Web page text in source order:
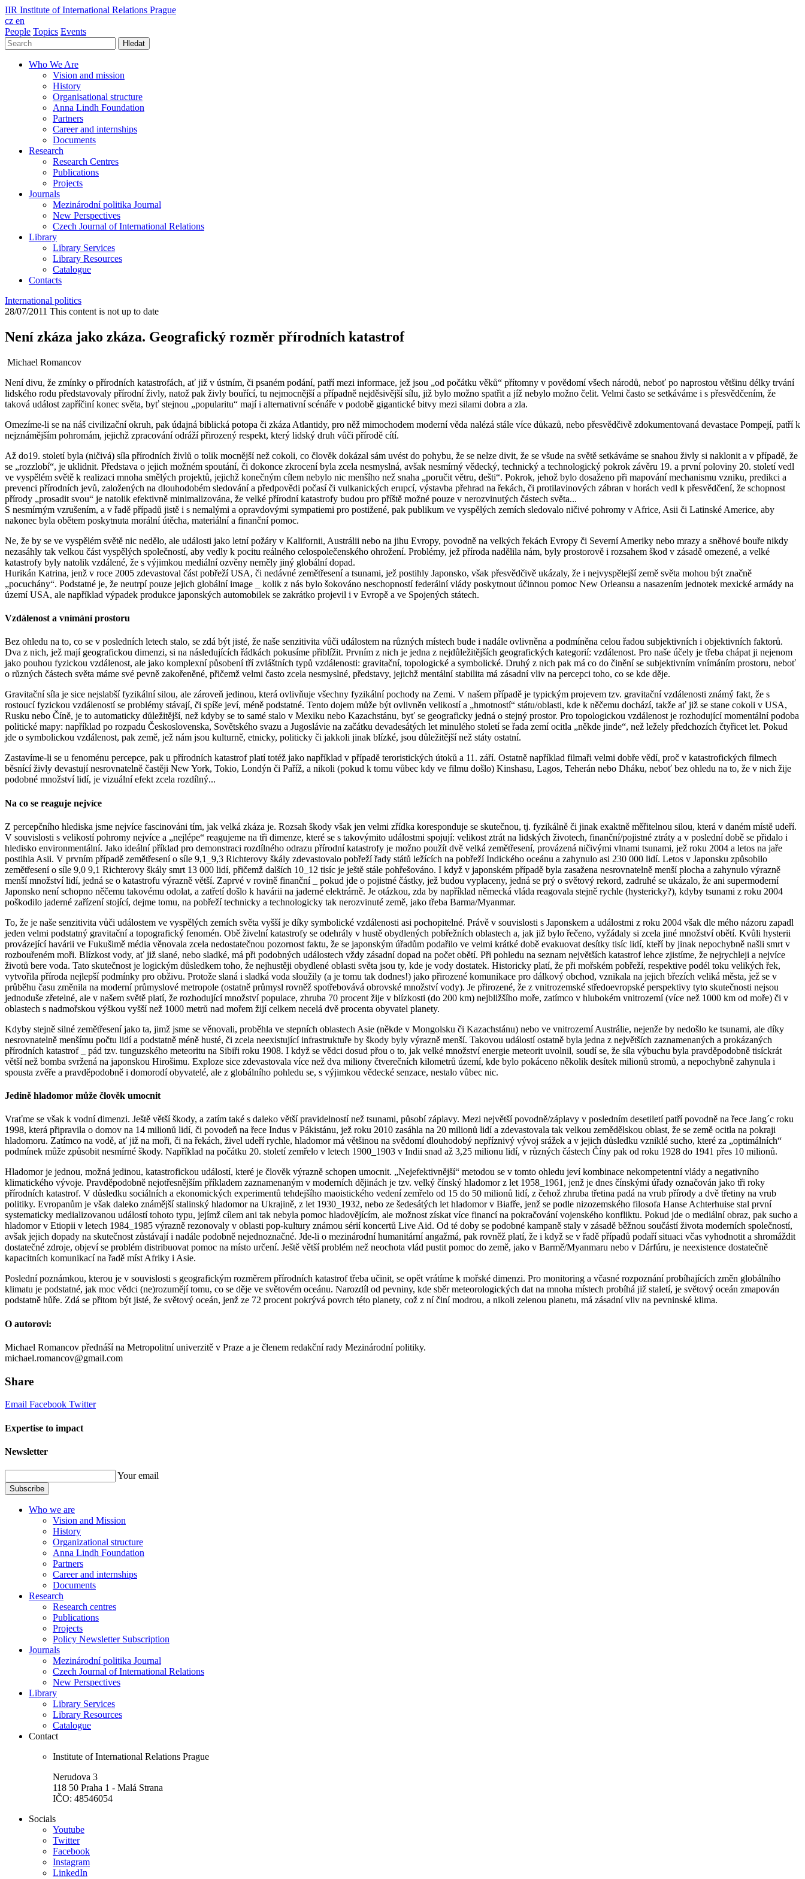
IIR Institute of International Relations Prague
cz en
People Topics Events
Hledat
Who We Are
Vision and mission
History
Organisational structure
Anna Lindh Foundation
Partners
Career and internships
Documents
Research
Research Centres
Publications
Projects
Journals
Mezinárodní politika Journal
New Perspectives
Czech Journal of International Relations
Library
Library Services
Library Resources
Catalogue
Contacts
International politics
28/07/2011 This content is not up to date
Není zkáza jako zkáza. Geografický rozměr přírodních katastrof
Michael Romancov
Není divu, že zmínky o přírodních katastrofách, ať již v ústním, či psaném podání, patří mezi informace, jež jsou „od počátku věků“ přítomny v povědomí všech národů, neboť po naprostou většinu délky trvání
lidského rodu představovaly přírodní živly, natož pak živly bouřící, tu nejmocnější a případně nejděsivější sílu, již bylo možno spatřit a jíž nebylo možno čelit. Velmi často se setkáváme i s přesvědčením, že
taková událost zapříčiní konec světa, byť stejnou „popularitu“ mají i alternativní scénáře v podobě gigantické bitvy mezi silami dobra a zla.
Omezíme-li se na náš civilizační okruh, pak údajná biblická potopa či zkáza Atlantidy, pro něž mimochodem moderní věda nalézá stále více důkazů, nebo přesvědčivě zdokumentovaná devastace Pompejí, patří k
nejznámějším pohromám, jejichž zpracování odráží přirozený respekt, který lidský druh vůči přírodě cítí.
Až do19. století byla (ničivá) síla přírodních živlů o tolik mocnější než cokoli, co člověk dokázal sám uvést do pohybu, že se nelze divit, že se všude na světě setkáváme se snahou živly si naklonit a v případě, že
se „rozzlobí“, je uklidnit. Představa o jejich možném spoutání, či dokonce zkrocení byla zcela nesmyslná, avšak nesmírný vědecký, technický a technologický pokrok závěru 19. a první poloviny 20. století vedl
ve vyspělém světě k realizaci mnoha smělých projektů, jejichž konečným cílem nebylo nic menšího než snaha „poručit větru, dešti“. Pokrok, jehož bylo dosaženo při mapování mechanismu vzniku, predikci a
prevenci přírodních jevů, založených na dlouhodobém sledování a předpovědi počasí či vulkanických erupcí, výstavba přehrad na řekách, či protilavinových zábran v horách vedl k přesvědčení, že schopnost
přírody „prosadit svou“ je natolik efektivně minimalizována, že velké přírodní katastrofy budou pro příště možné pouze v nerozvinutých částech světa...
S nesmírným vzrušením, a v řadě případů jistě i s nemalými a opravdovými sympatiemi pro postižené, pak publikum ve vyspělých zemích sledovalo ničivé pohromy v Africe, Asii či Latinské Americe, aby
nakonec byla obětem poskytnuta morální útěcha, materiální a finanční pomoc.
Ne, že by se ve vyspělém světě nic nedělo, ale události jako letní požáry v Kalifornii, Austrálii nebo na jihu Evropy, povodně na velkých řekách Evropy či Severní Ameriky nebo mrazy a sněhové bouře nikdy
nezasáhly tak velkou část vyspělých společností, aby vedly k pocitu reálného celospolečenského ohrožení. Problémy, jež příroda nadělila nám, byly prostorově i rozsahem škod v zásadě omezené, a velké
katastrofy byly natolik vzdálené, že s výjimkou mediální ozvěny neměly jiný globální dopad.
Hurikán Katrina, jenž v roce 2005 zdevastoval část pobřeží USA, či nedávné zemětřesení a tsunami, jež postihly Japonsko, však přesvědčivě ukázaly, že i nejvyspělejší země světa mohou být značně
„pocuchány“. Podstatné je, že neutrpí pouze jejich globální image _ kolik z nás bylo šokováno neschopností federální vlády poskytnout účinnou pomoc New Orleansu a nasazením jednotek mexické armády na
území USA, ale například výpadek produkce japonských automobilek se zakrátko projevil i v Evropě a ve Spojených státech.
Vzdálenost a vnímání prostoru
Bez ohledu na to, co se v posledních letech stalo, se zdá být jisté, že naše senzitivita vůči událostem na různých místech bude i nadále ovlivněna a podmíněna celou řadou subjektivních i objektivních faktorů.
Dva z nich, jež mají geografickou dimenzi, si na následujících řádkách pokusíme přiblížit. Prvním z nich je jedna z nejdůležitějších geografických kategorií: vzdálenost. Pro naše účely je třeba chápat ji nejenom
jako pouhou fyzickou vzdálenost, ale jako komplexní působení tří zvláštních typů vzdálenosti: gravitační, topologické a symbolické. Druhý z nich pak má co do činění se subjektivním vnímáním prostoru, neboť
o různých částech světa máme své pevně zakořeněné, přičemž velmi často zcela nesmyslné, představy, jejichž mentální stabilita má zásadní vliv na percepci toho, co se kde děje.
Gravitační síla je sice nejslabší fyzikální silou, ale zároveň jedinou, která ovlivňuje všechny fyzikální pochody na Zemi. V našem případě je typickým projevem tzv. gravitační vzdálenosti známý fakt, že s
rostoucí fyzickou vzdáleností se problémy stávají, či spíše jeví, méně podstatné. Tento dojem může být ovlivněn velikostí a „hmotností“ státu/oblasti, kde k něčemu dochází, takže ať již se stane cokoli v USA,
Rusku nebo Číně, je to automaticky důležitější, než kdyby se to samé stalo v Mexiku nebo Kazachstánu, byť se geograficky jedná o stejný prostor. Pro topologickou vzdálenost je rozhodující momentální podoba
politické mapy: například po rozpadu Československa, Sovětského svazu a Jugoslávie na začátku devadesátých let minulého století se řada zemí ocitla „někde jinde“, než ležely předchozích čtyřicet let. Pokud
jde o symbolickou vzdálenost, pak země, jež nám jsou kulturně, etnicky, politicky či jakkoli jinak blízké, jsou důležitější než státy ostatní.
Zastavíme-li se u fenoménu percepce, pak u přírodních katastrof platí totéž jako například v případě teroristických útoků a 11. září. Ostatně například filmaři velmi dobře vědí, proč v katastrofických filmech
běsnící živly devastují nesrovnatelně častěji New York, Tokio, Londýn či Paříž, a nikoli (pokud k tomu vůbec kdy ve filmu došlo) Kinshasu, Lagos, Teherán nebo Dháku, neboť bez ohledu na to, že v nich žije
podobné množství lidí, je vizuální efekt zcela rozdílný...
Na co se reaguje nejvíce
Z percepčního hlediska jsme nejvíce fascinováni tím, jak velká zkáza je. Rozsah škody však jen velmi zřídka koresponduje se skutečnou, tj. fyzikálně či jinak exaktně měřitelnou silou, která v daném místě udeří.
V souvislosti s velikostí pohromy nejvíce a „nejlépe“ reagujeme na tři dimenze, které se s takovýmito událostmi spojují: velikost ztrát na lidských životech, finanční/pojistné ztráty a v poslední době se přidalo i
hledisko environmentální. Jako ideální příklad pro demonstraci rozdílného odrazu přírodní katastrofy je možno použít dvě velká zemětřesení, provázená ničivými vlnami tsunami, jež roku 2004 a letos na jaře
postihla Asii. V prvním případě zemětřesení o síle 9,1_9,3 Richterovy škály zdevastovalo pobřeží řady států ležících na pobřeží Indického oceánu a zahynulo asi 230 000 lidí. Letos v Japonsku způsobilo
zemětřesení o síle 9,0 9,1 Richterovy škály smrt 13 000 lidí, přičemž dalších 10_12 tisíc je ještě stále pohřešováno. I když v japonském případě byla zasažena nesrovnatelně menší plocha a zahynulo výrazně
menší množství lidí, jedná se o katastrofu výrazně větší. Zaprvé v rovině finanční _ pokud jde o pojistné částky, jež budou vyplaceny, jedná se prý o světový rekord, zadruhé se ukázalo, že ani supermoderní
Japonsko není schopno něčemu takovému odolat, a zatřetí došlo k havárii na jaderné elektrárně. Je otázkou, zda by například německá vláda reagovala stejně rychle (hystericky?), kdyby tsunami z roku 2004
poškodilo jaderné zařízení stojící, dejme tomu, na pobřeží technicky a technologicky tak nerozvinuté země, jako třeba Barma/Myanmar.
To, že je naše senzitivita vůči událostem ve vyspělých zemích světa vyšší je díky symbolické vzdálenosti asi pochopitelné. Právě v souvislosti s Japonskem a událostmi z roku 2004 však dle mého názoru zapadl
jeden velmi podstatný gravitační a topografický fenomén. Obě živelní katastrofy se odehrály v hustě obydlených pobřežních oblastech a, jak již bylo řečeno, vyžádaly si zcela jiné množství obětí. Kvůli hysterii
provázející havárii ve Fukušimě média věnovala zcela nedostatečnou pozornost faktu, že se japonským úřadům podařilo ve velmi krátké době evakuovat desítky tisíc lidí, kteří by jinak nepochybně našli smrt v
rozbouřeném moři. Blízkost vody, ať již slané, nebo sladké, má při podobných událostech vždy zásadní dopad na počet obětí. Při pohledu na seznam největších katastrof lehce zjistíme, že nejrychleji a nejvíce
životů bere voda. Tato skutečnost je logickým důsledkem toho, že nejhustěji obydlené oblasti světa jsou ty, kde je vody dostatek. Historicky platí, že při mořském pobřeží, respektive podél toku velikých řek,
vytvořila příroda nejlepší podmínky pro obživu. Protože slaná i sladká voda sloužily (a je tomu tak dodnes!) jako přirozené komunikace pro dálkový obchod, vznikala na jejich březích veliká města, jež se v
průběhu času změnila na moderní průmyslové metropole (ostatně průmysl rovněž spotřebovává obrovské množství vody). Je přirozené, že z vnitrozemské středoevropské perspektivy tyto skutečnosti nejsou
jednoduše zřetelné, ale v našem světě platí, že rozhodující množství populace, zhruba 70 procent žije v blízkosti (do 200 km) nejbližšího moře, zatímco v hlubokém vnitrozemí (více než 1000 km od moře) či v
oblastech s nadmořskou výškou vyšší než 1000 metrů nad mořem žijí celkem necelá dvě procenta obyvatel planety.
Kdyby stejně silné zemětřesení jako ta, jimž jsme se věnovali, proběhla ve stepních oblastech Asie (někde v Mongolsku či Kazachstánu) nebo ve vnitrozemí Austrálie, nejenže by nedošlo ke tsunami, ale díky
nesrovnatelně menšímu počtu lidí a podstatně méně husté, či zcela neexistující infrastruktuře by škody byly výrazně menší. Takovou událostí ostatně byla jedna z největších zaznamenaných a prokázaných
přírodních katastrof _ pád tzv. tunguzského meteoritu na Sibiři roku 1908. I když se vědci dosud přou o to, jak velké množství energie meteorit uvolnil, soudí se, že síla výbuchu byla pravděpodobně tisíckrát
větší než bomba svržená na japonskou Hirošimu. Exploze sice zdevastovala více než dva miliony čtverečních kilometrů území, kde bylo pokáceno několik desítek milionů stromů, a nepochybně zahynula i
spousta zvěře a pravděpodobně i domorodí obyvatelé, ale z globálního pohledu se, s výjimkou vědecké senzace, nestalo vůbec nic.
Jedině hladomor může člověk umocnit
Vraťme se však k vodní dimenzi. Ještě větší škody, a zatím také s daleko větší pravidelností než tsunami, působí záplavy. Mezi největší povodně/záplavy v posledním desetiletí patří povodně na řece Jang´c roku
1998, která připravila o domov na 14 milionů lidí, či povodeň na řece Indus v Pákistánu, jež roku 2010 zasáhla na 20 milionů lidí a zdevastovala tak velkou zemědělskou oblast, že se země ocitla na pokraji
hladomoru. Zatímco na vodě, ať již na moři, či na řekách, živel udeří rychle, hladomor má většinou na svědomí dlouhodobý nepříznivý vývoj srážek a v jejich důsledku vzniklé sucho, které za „optimálních“
podmínek může způsobit nesmírné škody. Například na počátku 20. století zemřelo v letech 1900_1903 v Indii snad až 3,25 milionu lidí, v různých částech Číny pak od roku 1928 do 1941 přes 10 milionů.
Hladomor je jednou, možná jedinou, katastrofickou událostí, které je člověk výrazně schopen umocnit. „Nejefektivnější“ metodou se v tomto ohledu jeví kombinace nekompetentní vlády a negativního
klimatického vývoje. Pravděpodobně nejotřesnějším příkladem zaznamenaným v moderních dějinách je tzv. velký čínský hladomor z let 1958_1961, jenž je dnes čínskými úřady označován jako tři roky
přírodních katastrof. V důsledku sociálních a ekonomických experimentů tehdejšího maoistického vedení zemřelo od 15 do 50 milionů lidí, z čehož zhruba třetina padá na vrub přírody a dvě třetiny na vrub
politiky. Evropanům je však daleko známější stalinský hladomor na Ukrajině, z let 1930_1932, nebo ze šedesátých let hladomor v Biafře, jenž se podle nizozemského filosofa Hanse Achterhuise stal první
systematicky medializovanou událostí tohoto typu, jejímž cílem ani tak nebyla pomoc hladovějícím, ale možnost získat více financí na pokračování vojenského konfliktu. Pokud jde o mediální obraz, pak sucho a
hladomor v Etiopii v letech 1984_1985 výrazně rezonovaly v oblasti pop-kultury známou sérií koncertů Live Aid. Od té doby se podobné kampaně staly v zásadě běžnou součástí života moderních společností,
avšak jejich dopady na skutečnost zůstávají i nadále podobně nejednoznačné. Jde-li o mezinárodní humanitární angažmá, pak rovněž platí, že i když se v řadě případů podaří situaci včas vyhodnotit a shromáždit
dostatečné zdroje, objeví se problém distribuovat pomoc na místo určení. Ještě větší problém než neochota vlád pustit pomoc do země, jako v Barmě/Myanmaru nebo v Dárfúru, je neexistence dostatečně
kapacitních komunikací na řadě míst Afriky i Asie.
Poslední poznámkou, kterou je v souvislosti s geografickým rozměrem přírodních katastrof třeba učinit, se opět vrátíme k mořské dimenzi. Pro monitoring a včasné rozpoznání probíhajících změn globálního
klimatu je podstatné, jak moc vědci (ne)rozumějí tomu, co se děje ve světovém oceánu. Narozdíl od pevniny, kde sběr meteorologických dat na mnoha místech probíhá již staletí, je světový oceán zmapován
podstatně hůře. Zdá se přitom být jisté, že světový oceán, jenž ze 72 procent pokrývá povrch této planety, což z ní činí modrou, a nikoli zelenou planetu, má zásadní vliv na pevninské klima.
O autorovi:
Michael Romancov přednáší na Metropolitní univerzitě v Praze a je členem redakční rady Mezinárodní politiky.
michael.romancov@gmail.com
Share
Email Facebook Twitter
Expertise to impact
Newsletter
Your email
Subscribe
Who we are
Vision and Mission
History
Organizational structure
Anna Lindh Foundation
Partners
Career and internships
Documents
Research
Research centres
Publications
Projects
Policy Newsletter Subscription
Journals
Mezinárodní politika Journal
Czech Journal of International Relations
New Perspectives
Library
Library Services
Library Resources
Catalogue
Contact
Institute of International Relations Prague
Nerudova 3
118 50 Praha 1 - Malá Strana
IČO: 48546054
Socials
Youtube
Twitter
Facebook
Instagram
LinkedIn